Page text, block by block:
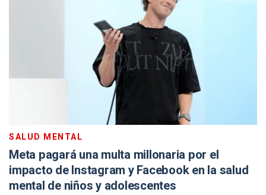
SALUD MENTAL
Meta pagará una multa millonaria por el
impacto de Instagram y Facebook en la salud
mental de niños y adolescentes